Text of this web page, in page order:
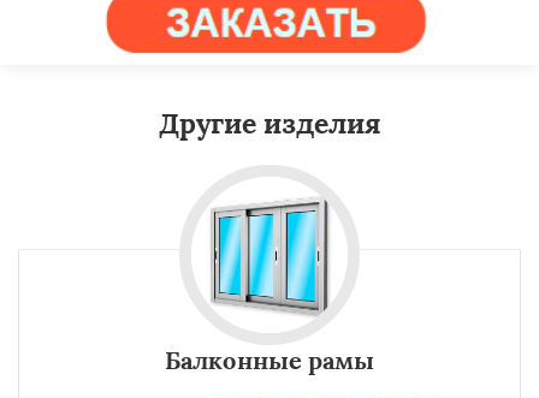
Другие изделия
Балконные рамы